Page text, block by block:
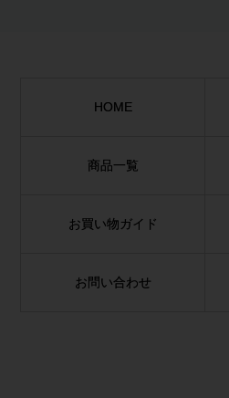
HOME
商品一覧
お買い物ガイド
お問い合わせ